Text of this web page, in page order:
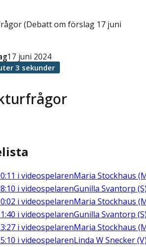
(Debatt om förslag 17 juni
17 juni 2024
3 sekunder
i videospelarenMaria Stockhaus
i videospelarenGunilla Svantorp
i videospelarenMaria Stockhaus
i videospelarenGunilla Svantorp
i videospelarenMaria Stockhaus
i videospelarenLinda W Snecker